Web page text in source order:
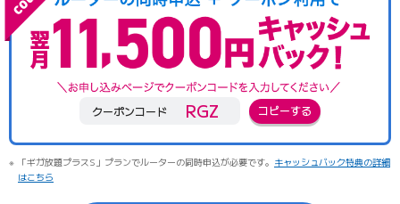
クーポンコード RGZ コピーする
「ギガ放題プラスS」プランでルーターの同時申込が必要です。 キャッシュバック特典の詳細
はこちら